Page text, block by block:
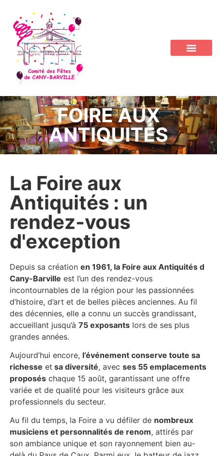
FOIRE AUX
ANTIQUITÉS
La Foire aux
Antiquités : un
rendez-vous
d'exception
Depuis sa création en 1961, la Foire aux Antiquités d
Cany-Barville est l’un des rendez-vous
incontournables de la région pour les passionnées
d’histoire, d’art et de belles pièces anciennes. Au fil
des décennies, elle a connu un succès grandissant,
accueillant jusqu’à 75 exposants lors de ses plus
grandes années.
Aujourd’hui encore, l’événement conserve toute sa
richesse et sa diversité, avec ses 55 emplacements
proposés chaque 15 août, garantissant une offre
variée et de qualité pour les visiteurs grâce aux
professionnels du secteur.
Au fil du temps, la Foire a vu défiler de nombreux
musiciens et personnalités de renom, attirés par
son ambiance unique et son rayonnement bien au-